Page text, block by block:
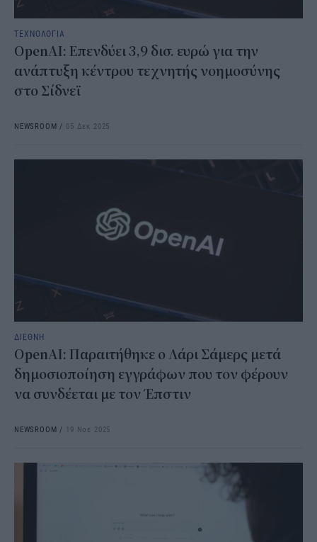
ΤΕΧΝΟΛΟΓΙΑ
OpenAI: Επενδύει 3,9 δισ. ευρώ για την
ανάπτυξη κέντρου τεχνητής νοημοσύνης
στο Σίδνεϊ
NEWSROOM / 05 Δεκ 2025
ΔΙΕΘΝΗ
OpenAI: Παραιτήθηκε ο Λάρι Σάμερς μετά
δημοσιοποίηση εγγράφων που τον φέρουν
να συνδέεται με τον Έπστιν
NEWSROOM / 19 Νοε 2025